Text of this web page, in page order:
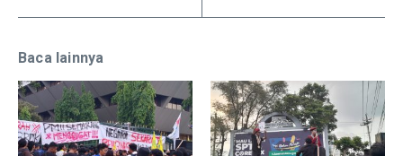
Baca lainnya